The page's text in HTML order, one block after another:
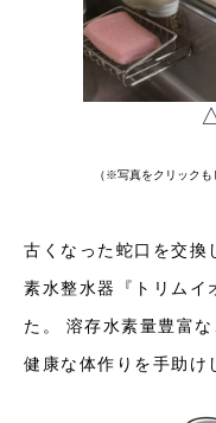
（※写真をクリックも
古くなった蛇口を交換
素水整水器『トリムイ
た。 溶存水素量豊富
健康な体作りを手助け